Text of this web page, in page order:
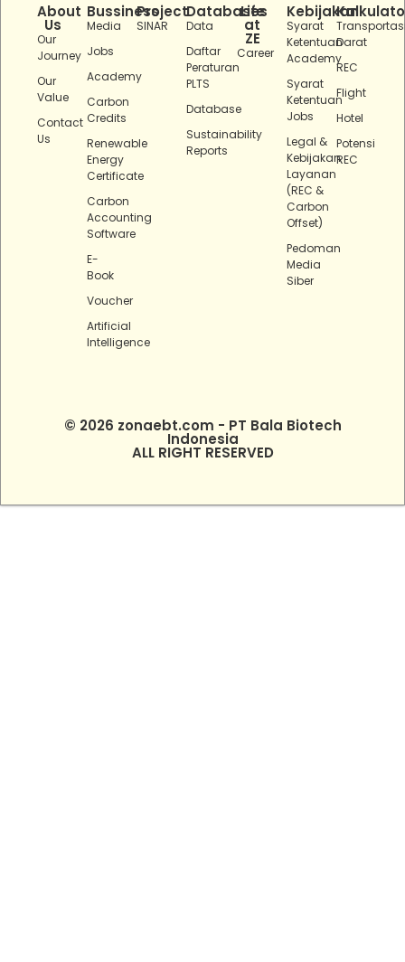
About
Us
Our
Journey
Our
Value
Contact
Us
Bussiness
Media
Jobs
Academy
Carbon
Credits
Renewable
Energy
Certificate
Carbon
Accounting
Software
E-
Book
Voucher
Artificial
Intelligence
Project
SINAR
Databases
Data
Daftar
Peraturan
PLTS
Database
Sustainability
Reports
Life
at
ZE
Career
Kebijakan
Syarat
Ketentuan
Academy
Syarat
Ketentuan
Jobs
Legal &
Kebijakan
Layanan
(REC &
Carbon
Offset)
Pedoman
Media
Siber
Darat
REC
Flight
Hotel
Potensi
REC
© 2026 zonaebt.com - PT Bala Biotech
Indonesia
ALL RIGHT RESERVED